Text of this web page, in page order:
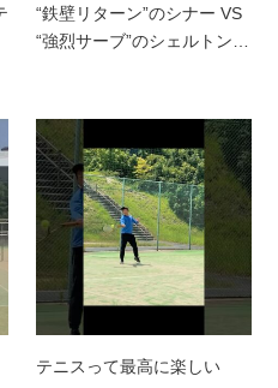
“鉄壁リターン”のシナー VS
“強烈サーブ”のシェルトン…
テニスって最高に楽しい